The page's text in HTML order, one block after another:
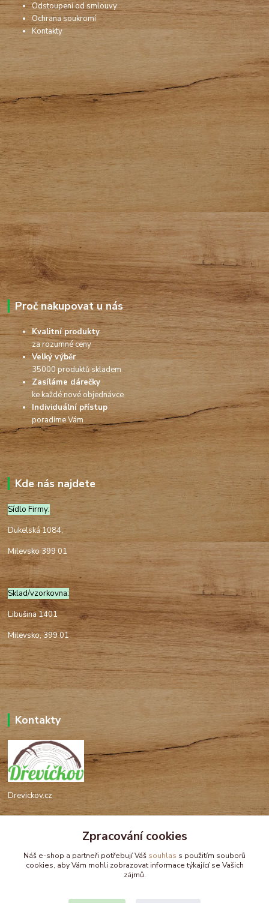
Odstoupení od smlouvy
Ochrana soukromí
Kontakty
Proč nakupovat u nás
Kvalitní produkty
za rozumné ceny
Velký výběr
35000 produktů skladem
Zasíláme dárečky
ke každé nové objednávce
Individuální přístup
poradíme Vám
Kde nás najdete
Sídlo Firmy:
Dukelská 1084,
Milevsko 399 01
Sklad/vzorkovna:
Libušina 1401
Milevsko, 399 01
Kontakty
Drevickov.cz
+420 732 488 676
drevickov@drevickov.cz, info@drevickov.cz
Zpracování cookies
Náš e-shop a partneři potřebují Váš souhlas s použitím souborů
cookies, aby Vám mohli zobrazovat informace týkající se Vašich
zájmů.